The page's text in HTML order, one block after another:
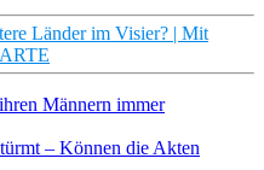
Länder im Visier? | Mit
Männern immer
– Können die Akten